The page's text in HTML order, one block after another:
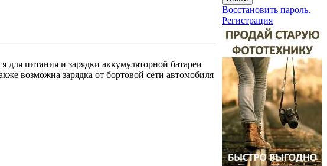
для питания и зарядки аккумуляторной батареи
возможна зарядка от бортовой сети автомобиля
Восстановить пароль.
Регистрация